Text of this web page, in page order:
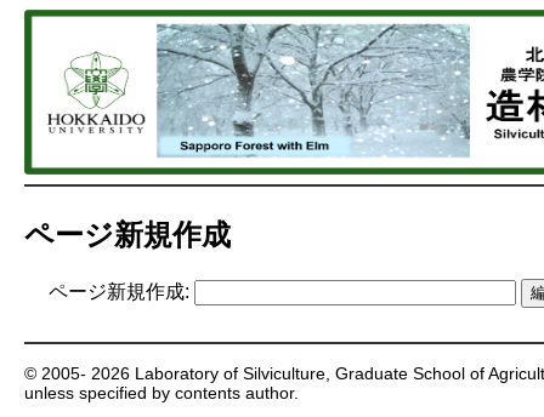
ページ新規作成
ページ新規作成:
© 2005- 2026 Laboratory of Silviculture, Graduate School of
unless specified by contents author.